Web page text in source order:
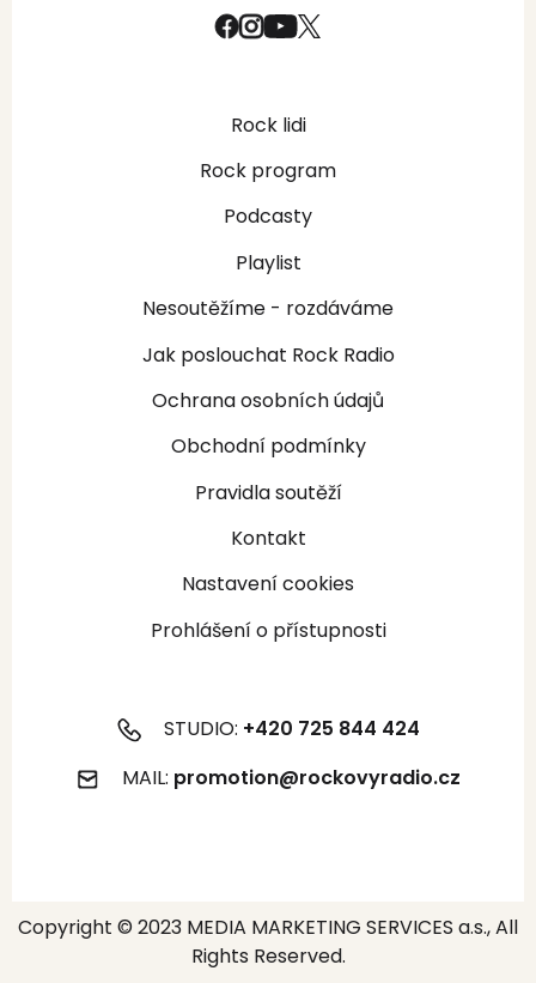
Rock lidi
Rock program
Podcasty
Playlist
Nesoutěžíme - rozdáváme
Jak poslouchat Rock Radio
Ochrana osobních údajů
Obchodní podmínky
Pravidla soutěží
Kontakt
Nastavení cookies
Prohlášení o přístupnosti
STUDIO: +420 725 844 424
MAIL: promotion@rockovyradio.cz
Copyright © 2023 MEDIA MARKETING SERVICES a.s., All
Rights Reserved.